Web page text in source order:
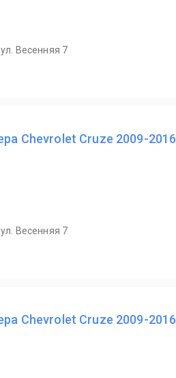
Весенняя 7
Chevrolet Cruze 2009-2016
Весенняя 7
Chevrolet Cruze 2009-2016